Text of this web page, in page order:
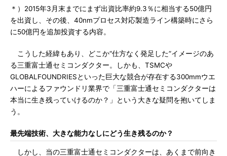
＊）2015年3月末までにまず出資比率約9.3％に相当する50億円
を出資し、その後、40nmプロセス対応製造ライン構築時にさら
に50億円を追加投資する内容。
こうした経緯もあり、どこか“仕方なく発足した”イメージのあ
る三重富士通セミコンダクター。しかも、TSMCや
GLOBALFOUNDRIESといった巨大な競合が存在する300mmウエ
ハーによるファウンドリ業界で「三重富士通セミコンダクターは
本当に生き残っていけるのか？」という大きな疑問を抱いてしま
う。
最先端技術、大きな能力なしにどう生き残るのか？
しかし、当の三重富士通セミコンダクターは、あくまで前向き